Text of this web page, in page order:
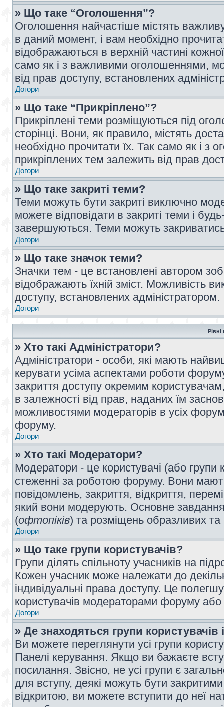
» Що таке “Оголошення”?
Оголошення найчастіше містять
в даний момент, і вам необхідно
відображаються в верхній частині
само як і з важливими оголошеннями,
від прав доступу, встановлених
Догори
» Що таке “Прикріплено”?
Прикріплені теми розміщуються під
сторінці. Вони, як правило, містять
необхідно прочитати їх. Так само як і
прикріплених тем залежить від прав
Догори
» Що таке закриті теми?
Теми можуть бути закриті виключно
можете відповідати в закриті теми і
завершуються. Теми можуть
Догори
» Що таке значок теми?
Значки тем - це встановлені автором
відображають їхній зміст. Можливість
доступу, встановлених адміністратором.
Догори
Рівні
» Хто такі Адміністратори?
Адміністратори - особи, які мають
керувати усіма аспектами роботи
закриття доступу окремим
в залежності від прав, наданих їм
можливостями модераторів в усіх
форуму.
Догори
» Хто такі Модератори?
Модератори - це користувачі (або
стеженні за роботою форуму. Вони
повідомлень, закриття, відкриття,
який вони модерують. Основне
(офтопіків) та розміщень образливих
Догори
» Що таке групи користувачів?
Групи ділять спільноту учасників на
Кожен учасник може належати до
індивідуальні права доступу. Це
користувачів модераторами форуму
Догори
» Де знаходяться групи користувачів
Ви можете переглянути усі групи
Панелі керування. Якщо ви бажаєте
посилання. Звісно, не усі групи є
для вступу, деякі можуть бути
відкритою, ви можете вступити до неї